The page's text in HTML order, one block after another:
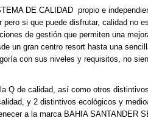
DE CALIDAD propio e
pero si que puede disfrutar, calidad no
de gestión que permiten una
un gran centro resort hasta una
con sus niveles y requisitos, no
Q de calidad, así como otros
y 2 distintivos ecológicos y
a la marca BAHIA SANTANDER